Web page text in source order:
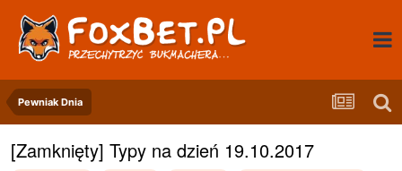
Pewniak Dnia
[Zamknięty] Typy na dzień 19.10.2017